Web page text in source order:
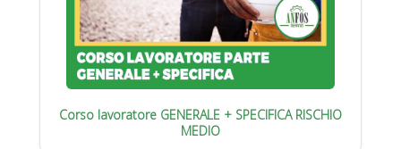
Corso lavoratore GENERALE + SPECIFICA RISCHIO
MEDIO